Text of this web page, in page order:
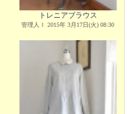
トレニアブラウス
管理人Ｉ 2015年 3月17日(火) 08:30